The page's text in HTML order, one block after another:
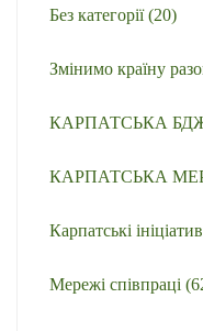
Без категорії(20)
Змінимо країну
КАРПАТСЬКА
КАРПАТСЬКА
Карпатські
Мережі співпраці